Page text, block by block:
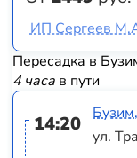
ИП Сергеев
Пересадка в
4 часав пути
14:20
ул.